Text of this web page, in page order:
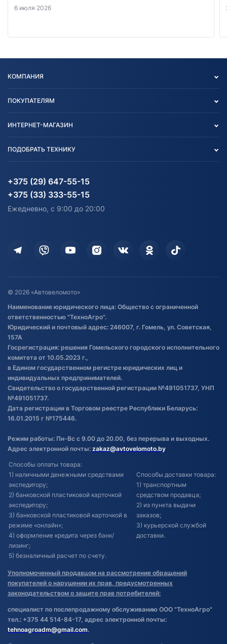
6 июля 2026
КОМПАНИЯ
Блог
Карта сайта
ПОКУПАТЕЛЯМ
Согласие на обработку
Информация до получения
согласия на обработку
Дополнительные услуги
Оставить отзыв
Договор публичной оферты
Обработка файлов cookie
Постановка транспорта на учет
Обновления в ЭПТС 2024
ИНТЕРНЕТ-МАГАЗИН
Агротехника
Водный транспорт
Электротранспорт
ПОДОБРАТЬ ТЕХНИКУ
Агротехника
Электротранспорт
+375 (29) 647-55-15
+375 (33) 333-55-15
Ежедневно, с 9:00 до 20:00
© 2026 «Автовеломото»
Наименование юридического лица: Общество с ограниченной
ответственностью "ТехноАгро".
Юридический и почтовый адрес: 246007, г. Гомель, ул. Советская,
157А
Госрегистрация: решения Гомельского городского исполнительного
комитета от 10.05.2023 г.,
в Едином государственном регистре юридических лиц и
индивидуальных предпринимателей.
Свидетельство о государственной регистрации №491051737, УНП
№491051737.
Дата регистрации в Торговом реестре Республики Беларусь:
16.01.2015 г №175446.
Режим работы: Пн-Вс с 9.00 до 20.00, без перерыва и выходных.
Адрес электронной почты: zakaz@avtovelomoto.by
Способы оплаты товара:
1) наличными денежными средствами
экспедитору;
2) банковской пластиковой карточкой
экспедитору;
3) банковской пластиковой карточкой в
режиме «онлайн»;
4) оформление кредита через банк/
лизинг;
5) безналичный расчет по счету.
Способы доставки товара:
1) транспортным
средством продавца;
2) из пункта выдачи
заказов;
3) курьерской службой
доставки.
Уполномоченный продавцом на рассмотрение обращений
покупателей о нарушении их прав, предусмотренных
законодательством о защите прав потребителей:
специалист по послепродажному обслуживанию ООО "ТехноАгро"
тел.: +375 44 514-84-17, адрес электронной почты:
tehnoagroadm@gmail.com.